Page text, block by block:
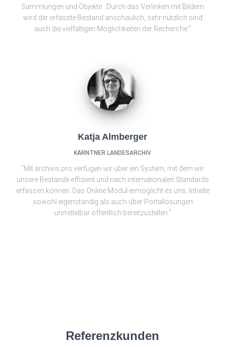
Sammlungen und Objekte . Durch das Verlinken mit Bildern
wird der erfasste Bestand anschaulich, sehr nützlich sind
auch die vielfältigen Möglichkeiten der Recherche."
Katja Almberger
KÄRNTNER LANDESARCHIV
"Mit archivis pro verfügen wir über ein System, mit dem wir
unsere Bestände effizient und nach internationalen Standards
erfassen können. Das Online Modul ermöglicht es uns, Inhalte
sowohl eigenständig als auch über Portallösungen
unmittelbar öffentlich bereitzustellen."
Referenzkunden